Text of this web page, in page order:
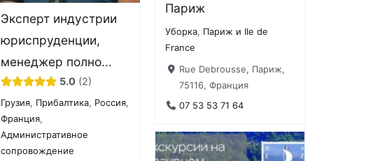
Париж
Уборка, Париж и Ile de
France
Rue Debrousse, Париж,
75116, Франция
07 53 53 71 64
Эксперт индустрии
юриспруденции,
менеджер полно...
5.0 2
Грузия, Прибалтика, Россия,
Франция,
Административное
сопровождение